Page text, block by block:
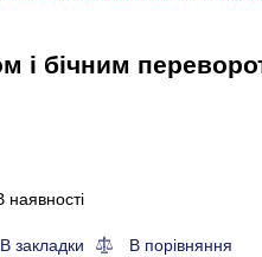
і бічним
наявності
В закладки В порівняння